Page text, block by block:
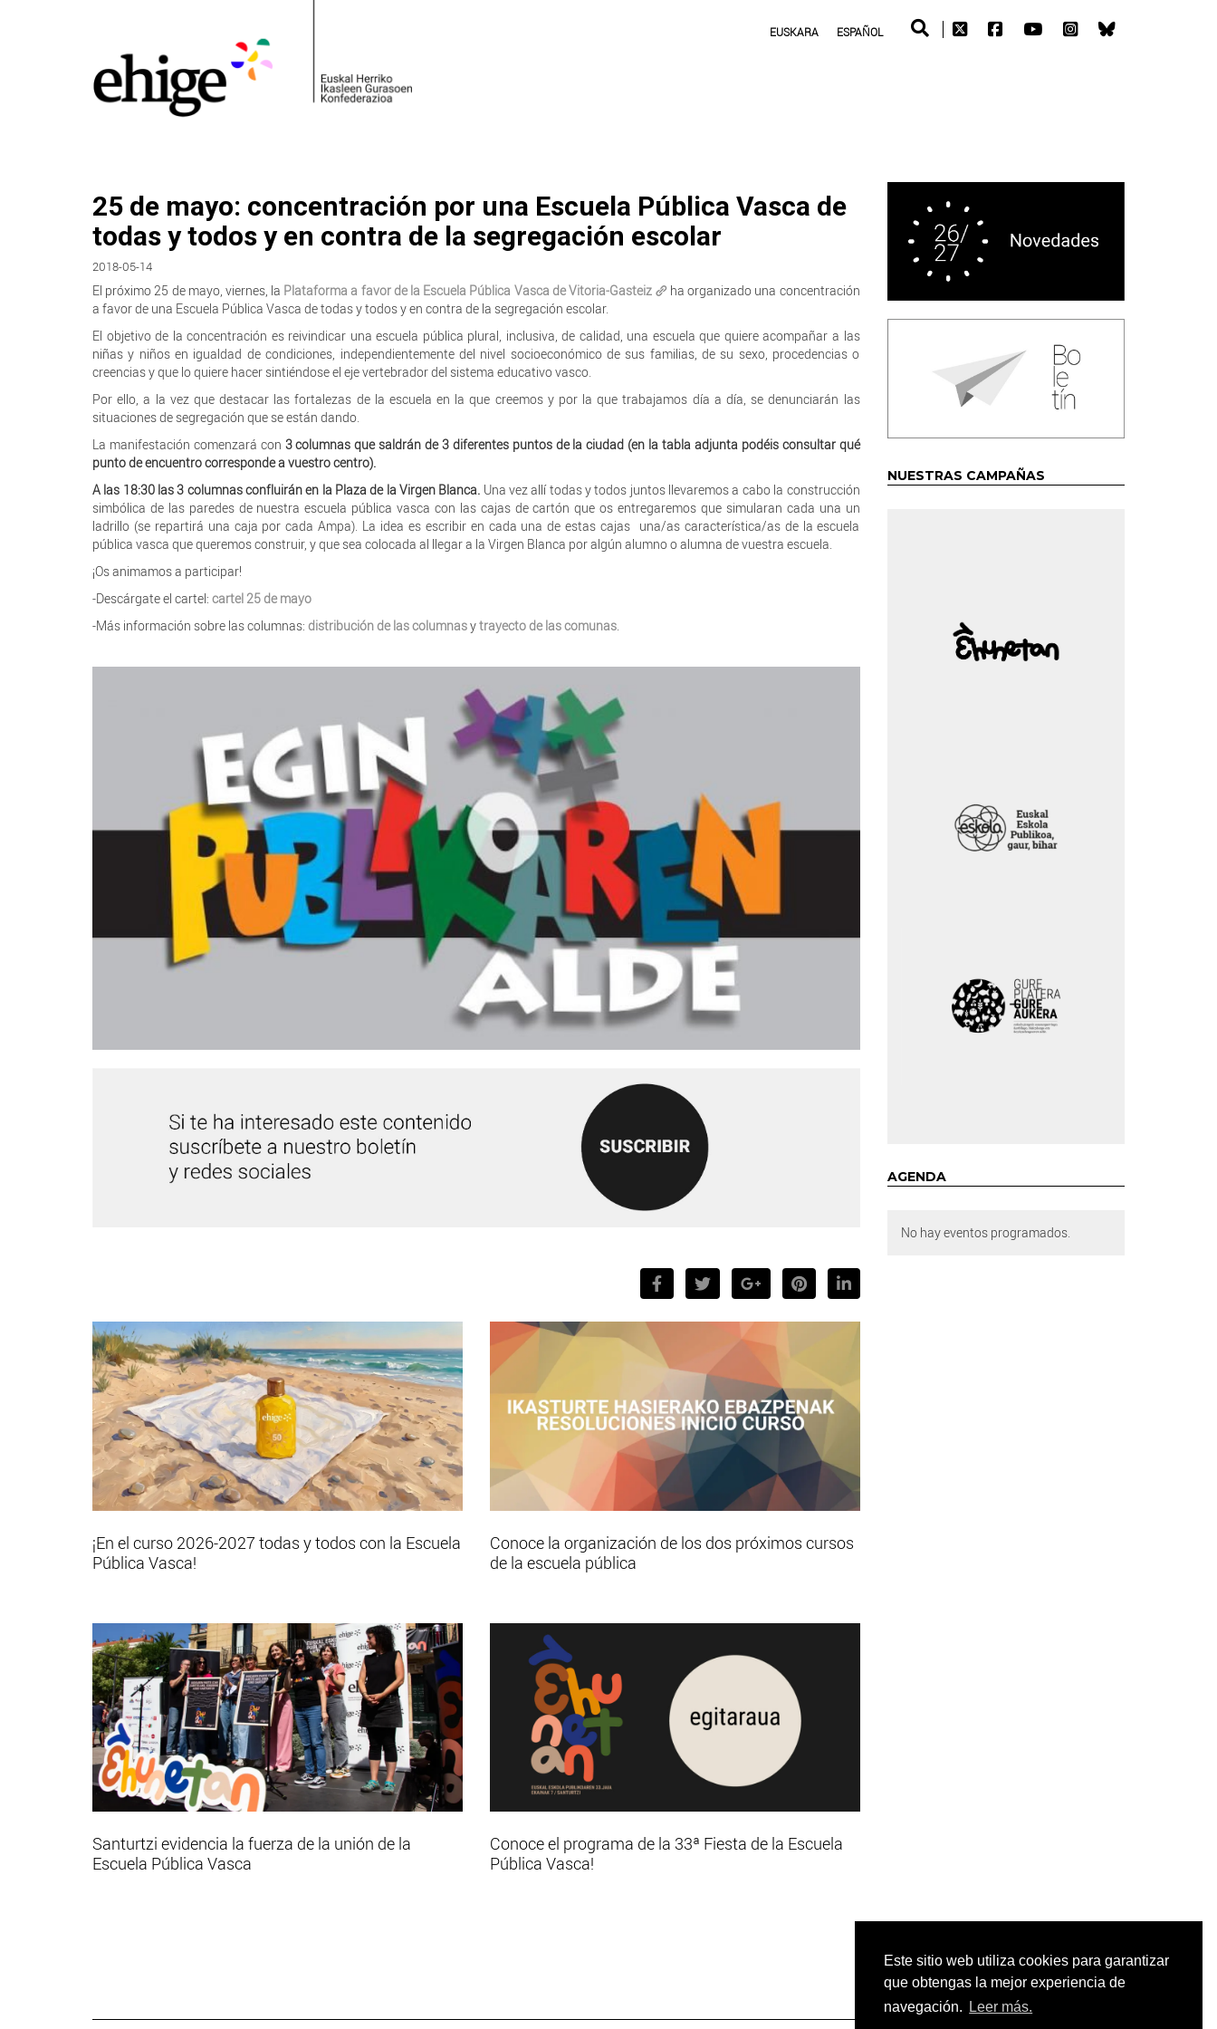
Este sitio web utiliza cookies para garantizar
que obtengas la mejor experiencia de
navegación.
Leer más.
EUSKARA ESPAÑOL
25 de mayo: concentración por una Escuela Pública Vasca de
todas y todos y en contra de la segregación escolar
2018-05-14
El próximo 25 de mayo, viernes, la Plataforma a favor de la Escuela Pública Vasca de Vitoria-Gasteiz
ha organizado una concentración
a favor de una Escuela Pública Vasca de todas y todos y en contra de la segregación escolar.
El objetivo de la concentración es reivindicar una escuela pública plural, inclusiva, de calidad, una escuela que quiere acompañar a las
niñas y niños en igualdad de condiciones, independientemente del nivel socioeconómico de sus familias, de su sexo, procedencias o
creencias y que lo quiere hacer sintiéndose el eje vertebrador del sistema educativo vasco.
Por ello, a la vez que destacar las fortalezas de la escuela en la que creemos y por la que trabajamos día a día, se denunciarán las
situaciones de segregación que se están dando.
La manifestación comenzará con 3 columnas que saldrán de 3 diferentes puntos de la ciudad (en la tabla adjunta podéis consultar qué
punto de encuentro corresponde a vuestro centro).
A las 18:30 las 3 columnas confluirán en la Plaza de la Virgen Blanca. Una vez allí todas y todos juntos llevaremos a cabo la construcción
simbólica de las paredes de nuestra escuela pública vasca con las cajas de cartón que os entregaremos que simularan cada una un
ladrillo (se repartirá una caja por cada Ampa). La idea es escribir en cada una de estas cajas una/as característica/as de la escuela
pública vasca que queremos construir, y que sea colocada al llegar a la Virgen Blanca por algún alumno o alumna de vuestra escuela.
¡Os animamos a participar!
-Descárgate el cartel: cartel 25 de mayo
-Más información sobre las columnas: distribución de las columnasytrayecto de las comunas.
¡En el curso 2026-2027 todas y todos con la Escuela
Pública Vasca!
Conoce la organización de los dos próximos cursos
de la escuela pública
Santurtzi evidencia la fuerza de la unión de la
Escuela Pública Vasca
Conoce el programa de la 33ª Fiesta de la Escuela
Pública Vasca!
NUESTRAS CAMPAÑAS
AGENDA
No hay eventos programados.